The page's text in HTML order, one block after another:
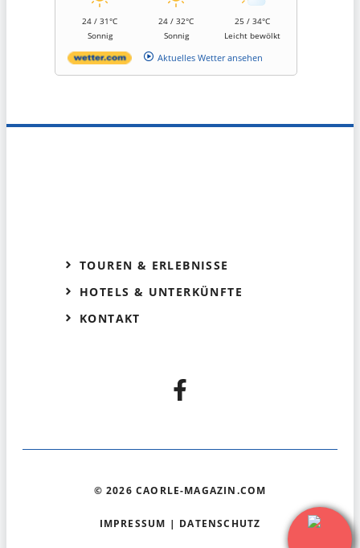
24 / 31°C
Sonnig
24 / 32°C
Sonnig
25 / 34°C
Leicht bewölkt
Aktuelles Wetter ansehen
TOUREN & ERLEBNISSE
HOTELS & UNTERKÜNFTE
KONTAKT
© 2026 CAORLE-MAGAZIN.COM
IMPRESSUM | DATENSCHUTZ